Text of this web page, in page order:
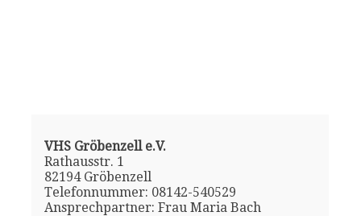
VHS Gröbenzell e.V.
Rathausstr. 1
82194 Gröbenzell
Telefonnummer: 08142-540529
Ansprechpartner: Frau Maria Bach